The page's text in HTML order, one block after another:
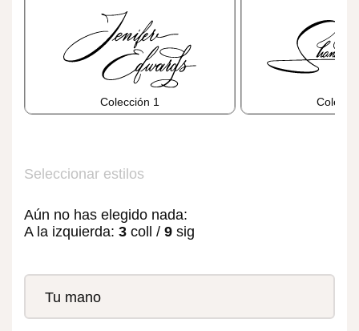
Colección 1
Seleccionar estilos
Aún no has elegido nada:
A la izquierda: 3 coll / 9 sig
Tu mano